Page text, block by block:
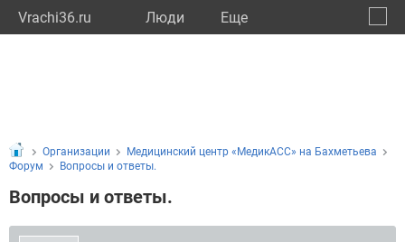
Vrachi36.ru Люди Eще
Организации
Медицинский центр «МедикАСС» на Бахметьева
Форум
Вопросы и ответы.
Вопросы и ответы.